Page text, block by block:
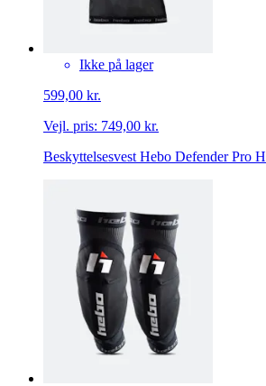
Ikke på lager
599,00 kr.
Vejl. pris: 749,00 kr.
Beskyttelsesvest Hebo Defender Pro H